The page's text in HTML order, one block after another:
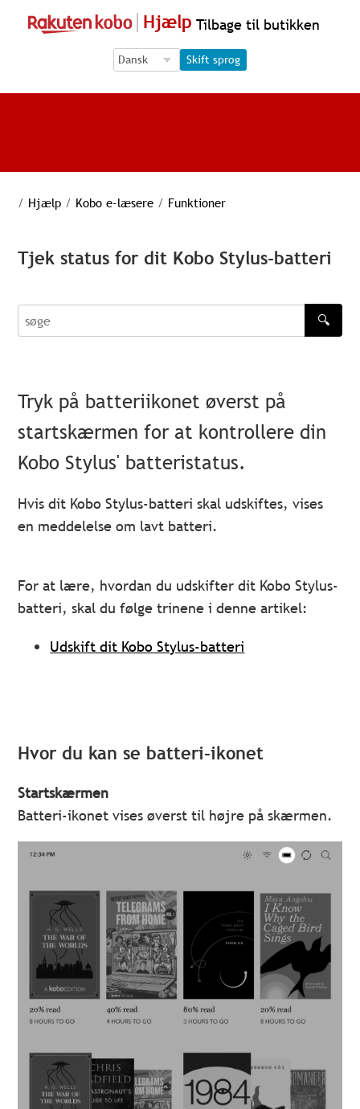
Hjælp Tilbage til butikken
Language Selection
Language Selection
Skift sprog
/ Hjælp / Kobo e-læsere / Funktioner
Tjek status for dit Kobo Stylus-batteri
søge
🔍
Tryk på batteriikonet øverst på
startskærmen for at kontrollere din
Kobo Stylus' batteristatus.
Hvis dit Kobo Stylus-batteri skal udskiftes, vises
en meddelelse om lavt batteri.
For at lære, hvordan du udskifter dit Kobo Stylus-
batteri, skal du følge trinene i denne artikel:
Udskift dit Kobo Stylus-batteri
Hvor du kan se batteri-ikonet
Startskærmen
Batteri-ikonet vises øverst til højre på skærmen.